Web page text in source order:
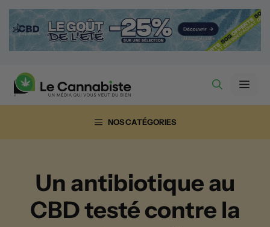
Aller
contenu
NOS CATÉGORIES
Un antibiotique au
CBD testé contre la